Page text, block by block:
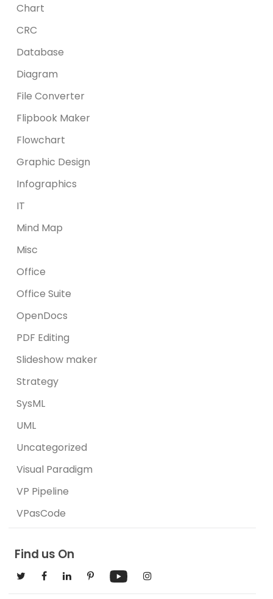
Chart
CRC
Database
Diagram
File Converter
Flipbook Maker
Flowchart
Graphic Design
Infographics
IT
Mind Map
Misc
Office
Office Suite
OpenDocs
PDF Editing
Slideshow maker
Strategy
SysML
UML
Uncategorized
Visual Paradigm
VP Pipeline
VPasCode
Find us On